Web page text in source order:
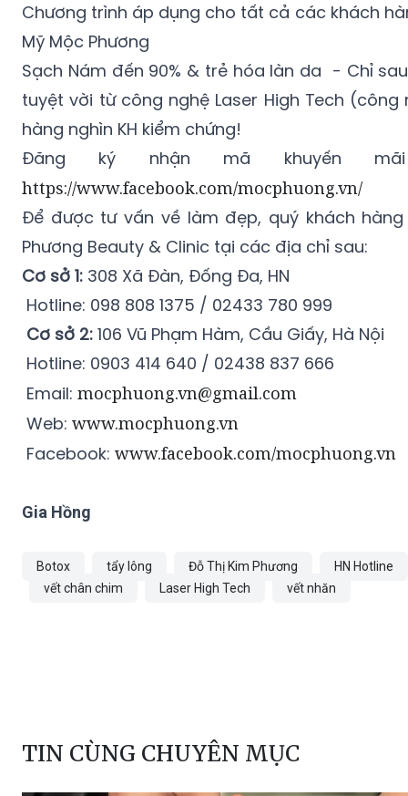
Chương trình áp dụng cho tất cả các khách
Mỹ Mộc Phương
Sạch Nám đến 90% & trẻ hóa làn da - Chỉ sau
tuyệt vời từ công nghệ Laser High Tech
hàng nghìn KH kiểm chứng!
Đăng ký nhận mã khuyến mãi
https://www.facebook.com/mocphuong.vn/
Để được tư vấn về làm đẹp, quý khách
Phương Beauty & Clinic tại các địa chỉ sau:
Cơ sở 1: 308 Xã Đàn, Đống Đa, HN
Hotline: 098 808 1375 / 02433 780 999
Cơ sở 2: 106 Vũ Phạm Hàm, Cầu Giấy, Hà Nội
Hotline: 0903 414 640 / 02438 837 666
Email: mocphuong.vn@gmail.com
Web: www.mocphuong.vn
Facebook: www.facebook.com/mocphuong.vn
Gia Hồng
Botox tẩy lông Đỗ Thị Kim Phương
HN Hotline
vết chân chim
Laser High Tech vết nhăn
TIN CÙNG CHUYÊN MỤC